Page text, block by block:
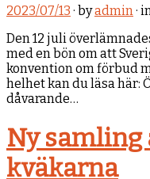
2023/07/13 · byadmin·
Den 12 juli
med en bön om att
konvention om förbud
helhet kan du läsa här:
dåvarande…
Ny samling
kväkarna